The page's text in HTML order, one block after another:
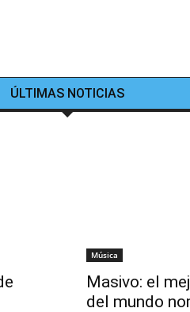
ÚLTIMAS NOTICIAS
Música
Masivo: el
del mundo